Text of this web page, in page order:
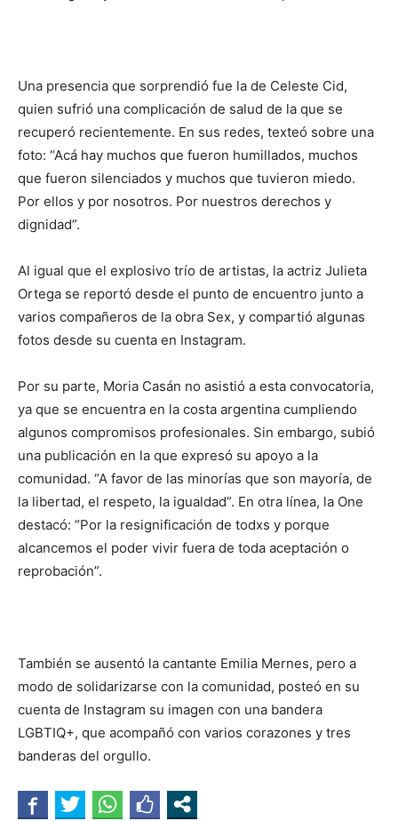
Una presencia que sorprendió fue la de Celeste Cid,
quien sufrió una complicación de salud de la que se
recuperó recientemente. En sus redes, texteó sobre una
foto: “Acá hay muchos que fueron humillados, muchos
que fueron silenciados y muchos que tuvieron miedo.
Por ellos y por nosotros. Por nuestros derechos y
dignidad”.
Al igual que el explosivo trío de artistas, la actriz Julieta
Ortega se reportó desde el punto de encuentro junto a
varios compañeros de la obra Sex, y compartió algunas
fotos desde su cuenta en Instagram.
Por su parte, Moria Casán no asistió a esta convocatoria,
ya que se encuentra en la costa argentina cumpliendo
algunos compromisos profesionales. Sin embargo, subió
una publicación en la que expresó su apoyo a la
comunidad. “A favor de las minorías que son mayoría, de
la libertad, el respeto, la igualdad”. En otra línea, la One
destacó: “Por la resignificación de todxs y porque
alcancemos el poder vivir fuera de toda aceptación o
reprobación”.
También se ausentó la cantante Emilia Mernes, pero a
modo de solidarizarse con la comunidad, posteó en su
cuenta de Instagram su imagen con una bandera
LGBTIQ+, que acompañó con varios corazones y tres
banderas del orgullo.